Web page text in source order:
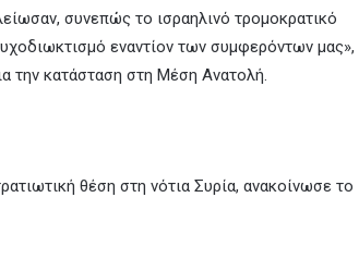
συνεπώς το ισραηλινό τρομοκρατικό
εναντίον των συμφερόντων μας»,
την κατάσταση στη Μέση Ανατολή.
θέση στη νότια Συρία, ανακοίνωσε το